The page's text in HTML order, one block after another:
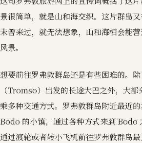
景很简单，就是山和海交织。这片群岛
未曾来过，就无法想象，山和海相会能
风景。
想要前往罗弗敦群岛还是有些困难的。
（Tromso）出发的长途大巴之外，大
乘多种交通方式。罗弗敦群岛附近最近
Bodo 的小镇，通过各种方式来到 Bodo
通过渡轮或者转小飞机前往罗弗敦群岛